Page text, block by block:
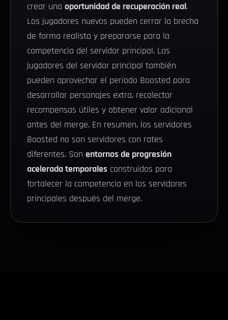
crear una oportunidad de recuperación real.
Los jugadores nuevos pueden cerrar la brecha
de forma realista y prepararse para la
competencia del servidor principal. Los
jugadores del servidor principal también
pueden aprovechar el período Boosted para
desarrollar personajes extra, recolectar
recompensas útiles y obtener valor adicional
antes del merge. En resumen, los servidores
Boosted no son servidores con rates
diferentes. Son entornos de progresión
acelerada temporales construidos para
fortalecer la competencia en los servidores
principales después del merge.